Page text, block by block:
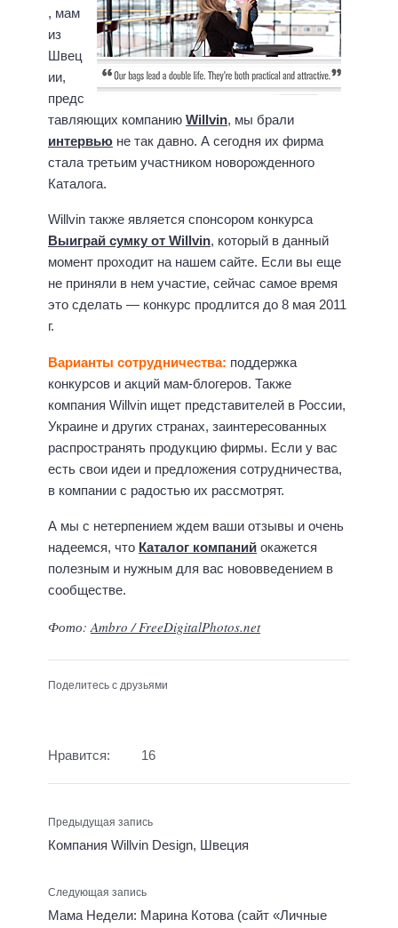
, мам
из
Швец
ии,
предс
тавляющих компанию Willvin, мы брали
интервью не так давно. А сегодня их фирма
стала третьим участником новорожденного
Каталога.
Willvin также является спонсором конкурса
Выиграй сумку от Willvin, который в данный
момент проходит на нашем сайте. Если вы еще
не приняли в нем участие, сейчас самое время
это сделать — конкурс продлится до 8 мая 2011
г.
Варианты сотрудничества: поддержка
конкурсов и акций мам-блогеров. Также
компания Willvin ищет представителей в России,
Украине и других странах, заинтересованных
распространять продукцию фирмы. Если у вас
есть свои идеи и предложения сотрудничества,
в компании с радостью их рассмотрят.
А мы с нетерпением ждем ваши отзывы и очень
надеемся, что Каталог компаний окажется
полезным и нужным для вас нововведением в
сообществе.
Фото: Ambro / FreeDigitalPhotos.net
Поделитесь с друзьями
Нравится: 16
Предыдущая запись
Компания Willvin Design, Швеция
Следующая запись
Мама Недели: Марина Котова (сайт «Личные